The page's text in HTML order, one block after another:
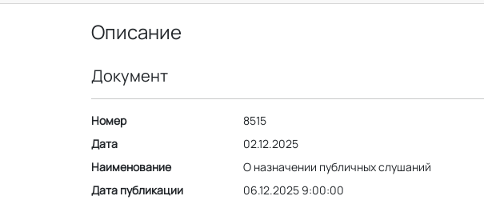
Описание
Документ
Номер
8515
Дата
02.12.2025
Наименование
О назначении публичных слушаний
Дата публикации
06.12.2025 9:00:00